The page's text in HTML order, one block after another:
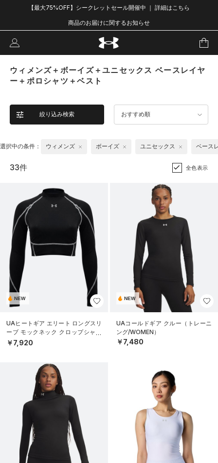
【最大75%OFF】シークレットセール開催中 ｜ 詳細はこちら
商品のお届けに関するお知らせ
ウィメンズ＋ボーイズ＋ユニセックス ベースレイヤ
ー＋ポロシャツ＋ベスト
絞り込み検索 おすすめ順
選択中の条件： ウィメンズ ボーイズ ユニセックス ベース
33件 全色表示
NEW
UAヒートギア エリート ロングスリ
ーブ モックネック クロップシャツ
（トレーニング/WOMEN）
￥7,920
NEW
UAコールドギア クルー（トレーニ
ング/WOMEN）
￥7,480